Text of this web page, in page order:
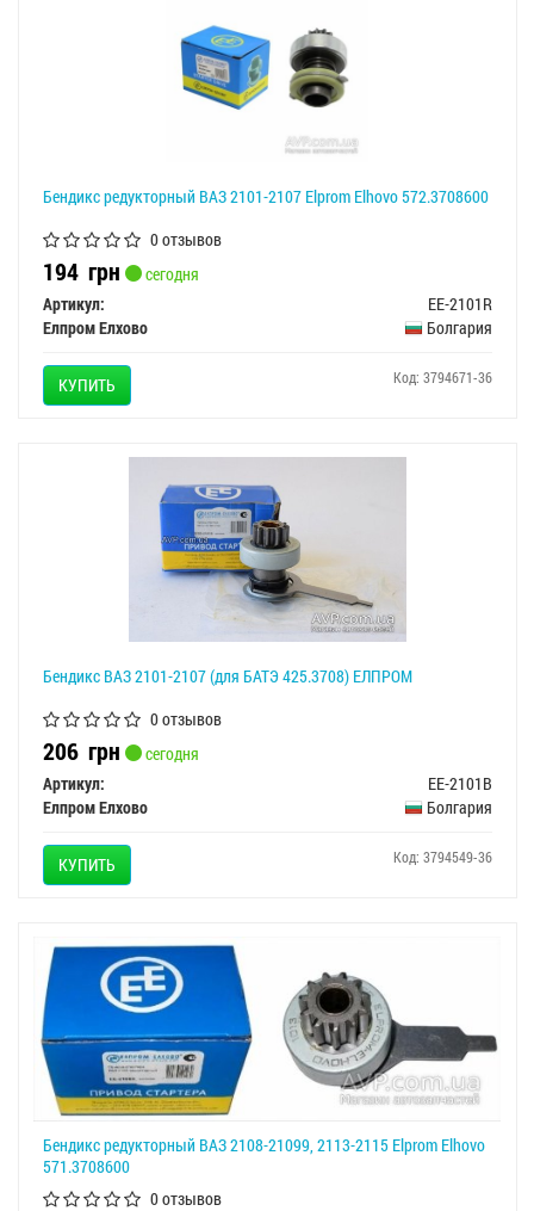
Бендикс редукторный ВАЗ 2101-2107 Elprom Elhovo 572.3708600
0 отзывов
194 грн
сегодня
Артикул:
EE-2101R
Елпром Елхово
Болгария
КУПИТЬ Код: 3794671-36
Бендикс ВАЗ 2101-2107 (для БАТЭ 425.3708) ЕЛПРОМ
0 отзывов
206 грн
сегодня
Артикул:
EE-2101B
Елпром Елхово
Болгария
КУПИТЬ Код: 3794549-36
Бендикс редукторный ВАЗ 2108-21099, 2113-2115 Elprom Elhovo
571.3708600
0 отзывов